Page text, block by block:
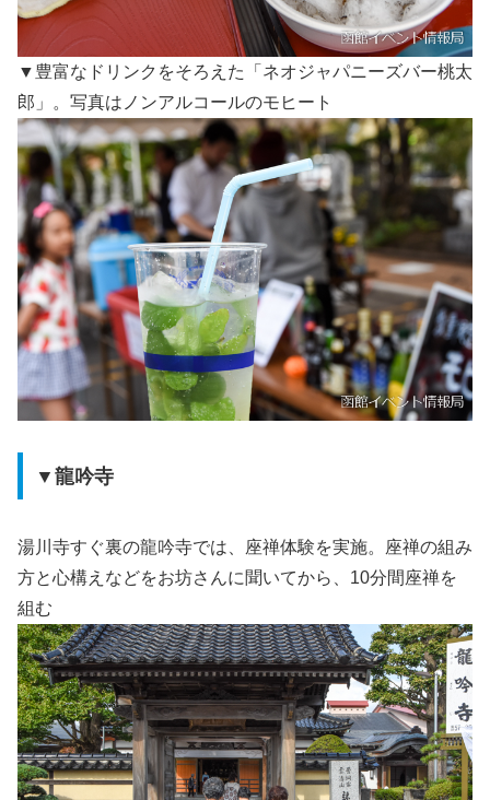
▼豊富なドリンクをそろえた「ネオジャパニーズバー桃太
郎」。写真はノンアルコールのモヒート
▼龍吟寺
湯川寺すぐ裏の龍吟寺では、座禅体験を実施。座禅の組み
方と心構えなどをお坊さんに聞いてから、10分間座禅を
組む